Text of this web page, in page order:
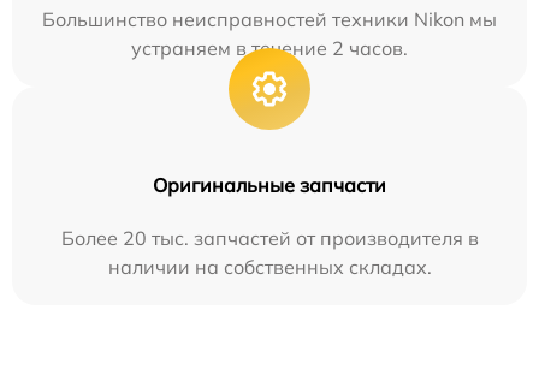
Большинство неисправностей техники Nikon мы
устраняем в течение 2 часов.
Оригинальные запчасти
Более 20 тыс. запчастей от производителя в
наличии на собственных складах.